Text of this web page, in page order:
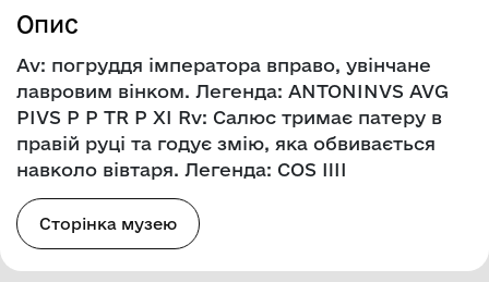
Опис
Av: погруддя імператора вправо, увінчане
лавровим вінком. Легенда: ANTONINVS AVG
PIVS P P TR P XI Rv: Салюс тримає патеру в
правій руці та годує змію, яка обвивається
навколо вівтаря. Легенда: COS IIIІ
Сторінка музею